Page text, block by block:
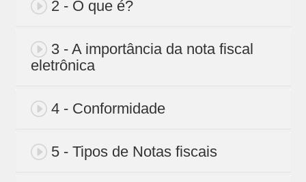
2 - O que é?
3 - A importância da nota fiscal
eletrônica
4 - Conformidade
5 - Tipos de Notas fiscais